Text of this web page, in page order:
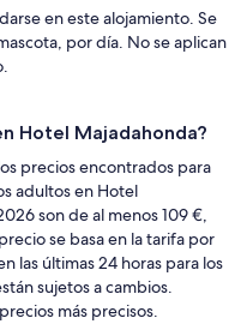
en este alojamiento. Se
por día. No se aplican
Hotel Majadahonda?
precios encontrados para
adultos en Hotel
son de al menos 109 €,
se basa en la tarifa por
las últimas 24 horas para los
sujetos a cambios.
más precisos.